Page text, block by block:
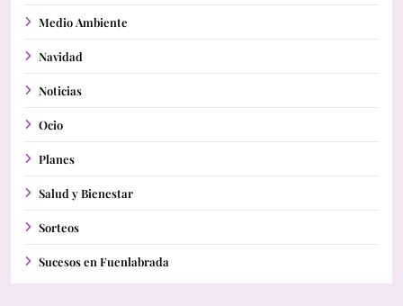
Medio Ambiente
Navidad
Noticias
Ocio
Planes
Salud y Bienestar
Sorteos
Sucesos en Fuenlabrada